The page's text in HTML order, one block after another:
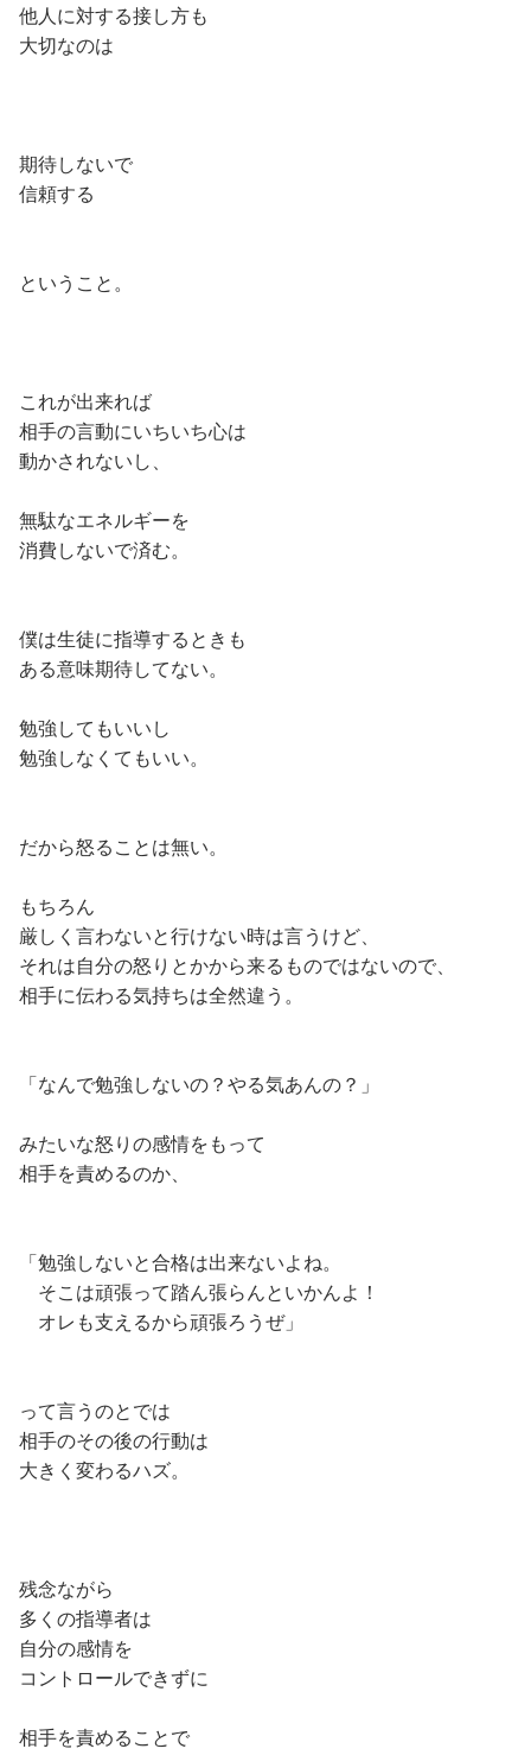
他人に対する接し方も
大切なのは
期待しないで
信頼する
ということ。
これが出来れば
相手の言動にいちいち心は
動かされないし、
無駄なエネルギーを
消費しないで済む。
僕は生徒に指導するときも
ある意味期待してない。
勉強してもいいし
勉強しなくてもいい。
だから怒ることは無い。
もちろん
厳しく言わないと行けない時は言うけど、
それは自分の怒りとかから来るものではないので、
相手に伝わる気持ちは全然違う。
「なんで勉強しないの？やる気あんの？」
みたいな怒りの感情をもって
相手を責めるのか、
「勉強しないと合格は出来ないよね。
そこは頑張って踏ん張らんといかんよ！
オレも支えるから頑張ろうぜ」
って言うのとでは
相手のその後の行動は
大きく変わるハズ。
残念ながら
多くの指導者は
自分の感情を
コントロールできずに
相手を責めることで